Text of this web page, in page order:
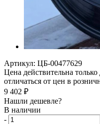
Артикул: ЦБ-00477629
Цена действительна
отличаться от цен в
9 402 ₽
Нашли дешевле?
В наличии
-